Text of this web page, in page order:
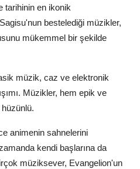
tarihinin en ikonik
bestelediği müzikler,
mükemmel bir şekilde
müzik, caz ve elektronik
Müzikler, hem epik ve
animenin sahnelerini
kendi başlarına da
müziksever, Evangelion'un